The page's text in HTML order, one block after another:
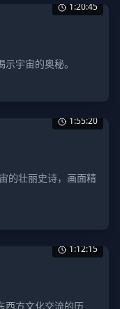
1:20:45
宇宙的奥秘。
1:55:20
的壮丽史诗，画面精
1:12:15
西方文化交流的历